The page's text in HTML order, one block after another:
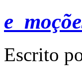
Escrito